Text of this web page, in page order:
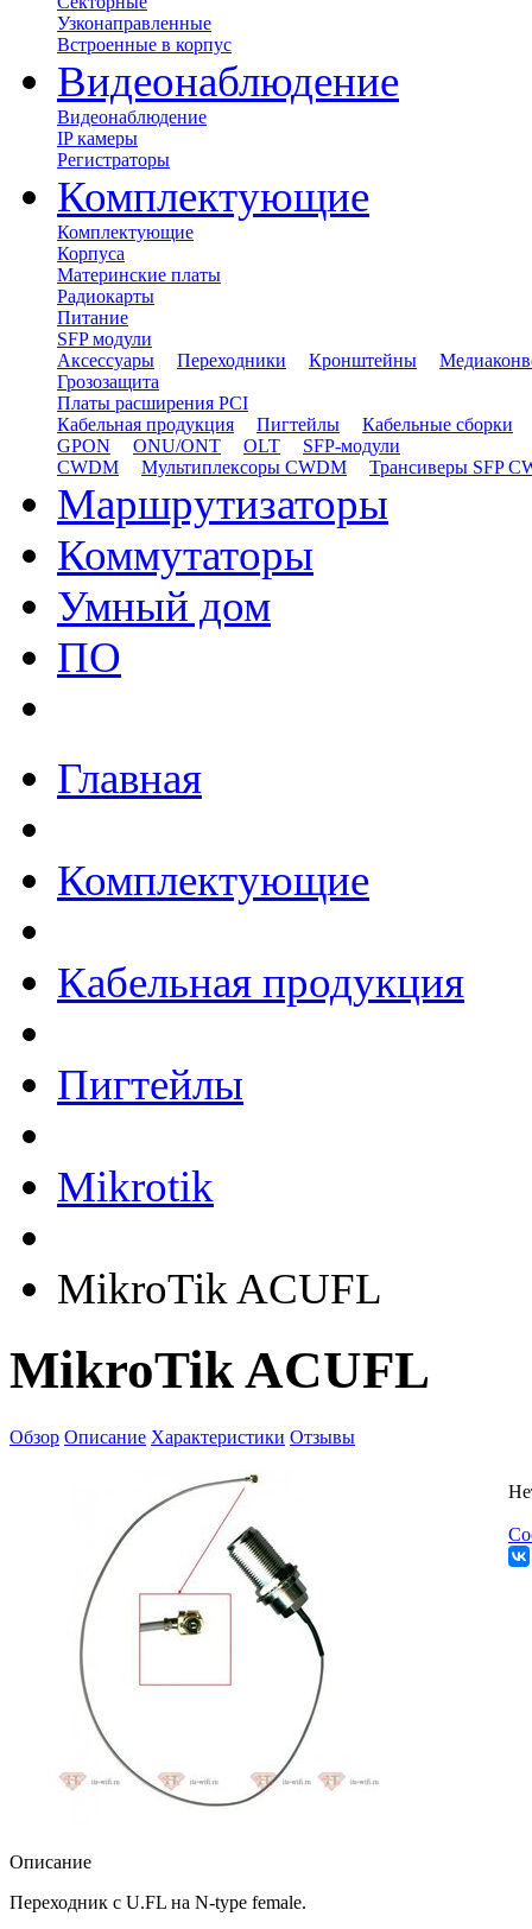
Узконаправленные
Встроенные в корпус
Видеонаблюдение
Видеонаблюдение
IP камеры
Регистраторы
Комплектующие
Комплектующие
Корпуса
Материнские платы
Радиокарты
Питание
SFP модули
Аксессуары
Переходники Кронштейны
Грозозащита
Платы расширения PCI
Кабельная продукция
Пигтейлы
Кабельные сборки
GPON
ONU/ONT OLT
SFP-модули
CWDM
Мультиплексоры CWDM Трансиверы SFP
Маршрутизаторы
Коммутаторы
Умный дом
ПО
Главная
Комплектующие
Кабельная продукция
Пигтейлы
Mikrotik
MikroTik ACUFL
MikroTik ACUFL
Обзор Описание Характеристики Отзывы
Описание
Переходник с U.FL на N-type female.